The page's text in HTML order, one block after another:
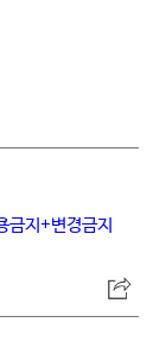
금지+변경금지